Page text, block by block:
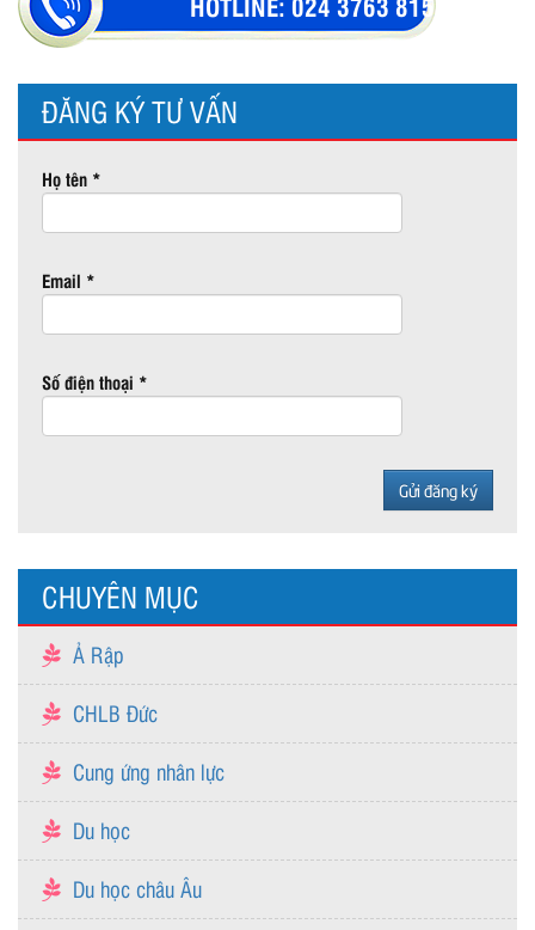
ĐĂNG KÝ TƯ VẤN
Họ tên *
Email *
Số điện thoại *
CHUYÊN MỤC
Ả Rập
CHLB Đức
Cung ứng nhân lực
Du học
Du học châu Âu